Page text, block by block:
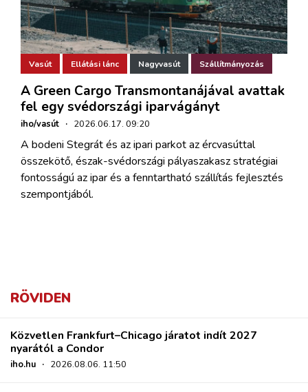
Vasút Ellátási lánc Nagyvasút Szállítmányozás
A Green Cargo Transmontanájával avattak
fel egy svédországi iparvágányt
iho/vasút · 2026.06.17. 09:20
A bodeni Stegrát és az ipari parkot az ércvasúttal
összekötő, észak-svédországi pályaszakasz stratégiai
fontosságú az ipar és a fenntartható szállítás fejlesztés
szempontjából.
RÖVIDEN
Közvetlen Frankfurt–Chicago járatot indít 2027
nyarától a Condor
iho.hu · 2026.08.06. 11:50